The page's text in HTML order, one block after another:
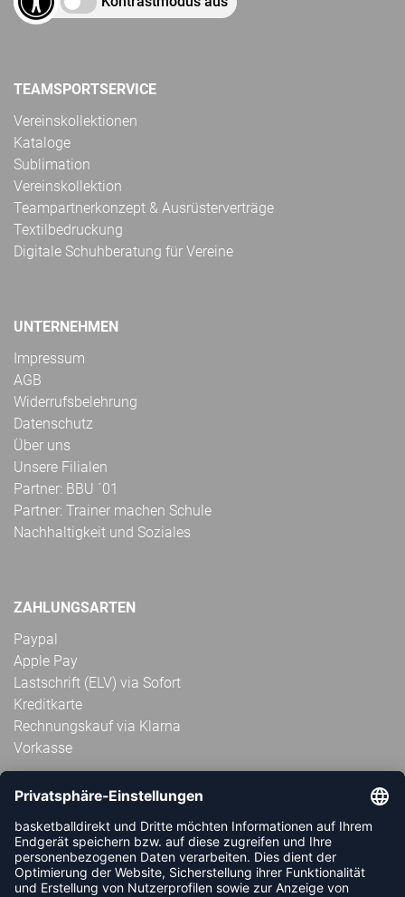
TEAMSPORTSERVICE
Vereinskollektionen
Kataloge
Sublimation
Vereinskollektion
Teampartnerkonzept & Ausrüsterverträge
Textilbedruckung
Digitale Schuhberatung für Vereine
UNTERNEHMEN
Impressum
AGB
Widerrufsbelehrung
Datenschutz
Über uns
Unsere Filialen
Partner: BBU ´01
Partner: Trainer machen Schule
Nachhaltigkeit und Soziales
ZAHLUNGSARTEN
Paypal
Apple Pay
Lastschrift (ELV) via Sofort
Kreditkarte
Rechnungskauf via Klarna
Vorkasse
ABONNIERE JETZT DEN KOSTENLOSEN
HANDBALLDIREKT-NEWSLETTER UND VERPASSE KEINE
NEUIGKEIT ODER AKTION MEHR.
JETZT ANMELDEN